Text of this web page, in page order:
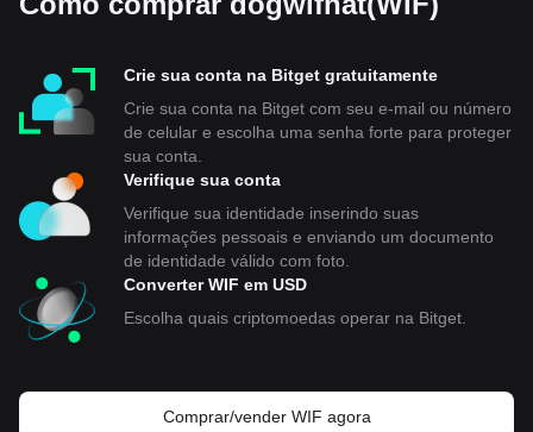
Crie sua conta na Bitget gratuitamente
Crie sua conta na Bitget com seu e-mail ou número
de celular e escolha uma senha forte para proteger
sua conta.
Verifique sua conta
Verifique sua identidade inserindo suas
informações pessoais e enviando um documento
de identidade válido com foto.
Converter WIF em USD
Escolha quais criptomoedas operar na Bitget.
Comprar/vender WIF agora